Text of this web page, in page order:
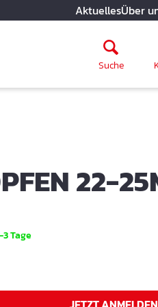
AktuellesÜber
Suche
22-
Tage